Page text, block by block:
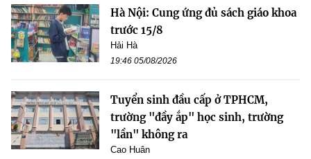
Hà Nội: Cung ứng đủ sách giáo khoa
trước 15/8
Hải Hà
19:46 05/08/2026
Tuyển sinh đầu cấp ở TPHCM,
trường "đầy ắp" học sinh, trường
"lần" không ra
Cao Huân